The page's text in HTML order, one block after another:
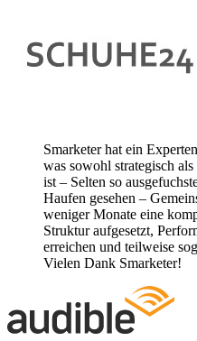
Smarketer hat ein
was sowohl strategisch
ist – Selten so
Haufen gesehen –
weniger Monate eine
Struktur aufgesetzt,
erreichen und teilweise
Vielen Dank Smarketer!